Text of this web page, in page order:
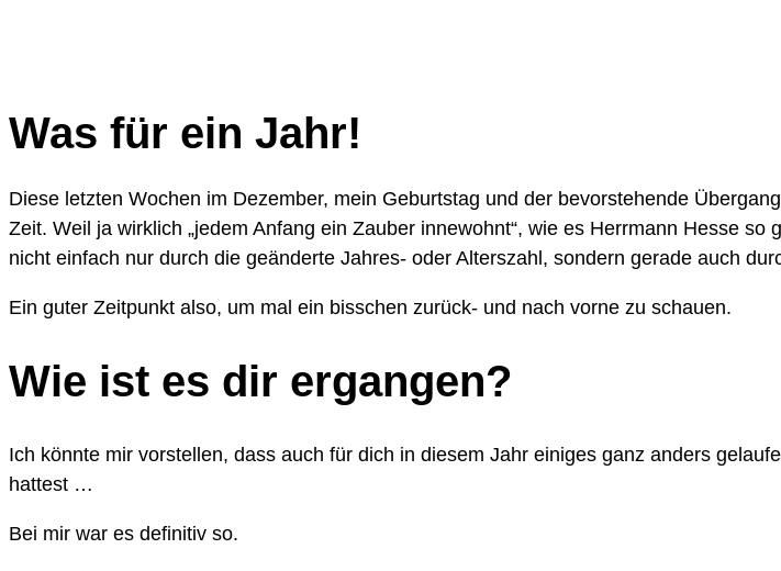
Was für ein Jahr!
Diese letzten Wochen im Dezember, mein Geburtstag und der bevorstehende
Zeit. Weil ja wirklich „jedem Anfang ein Zauber innewohnt“, wie es Herrmann Hesse
nicht einfach nur durch die geänderte Jahres- oder Alterszahl, sondern gerade auch
Ein guter Zeitpunkt also, um mal ein bisschen zurück- und nach vorne zu schauen.
Wie ist es dir ergangen?
Ich könnte mir vorstellen, dass auch für dich in diesem Jahr einiges ganz anders
hattest …
Bei mir war es definitiv so.